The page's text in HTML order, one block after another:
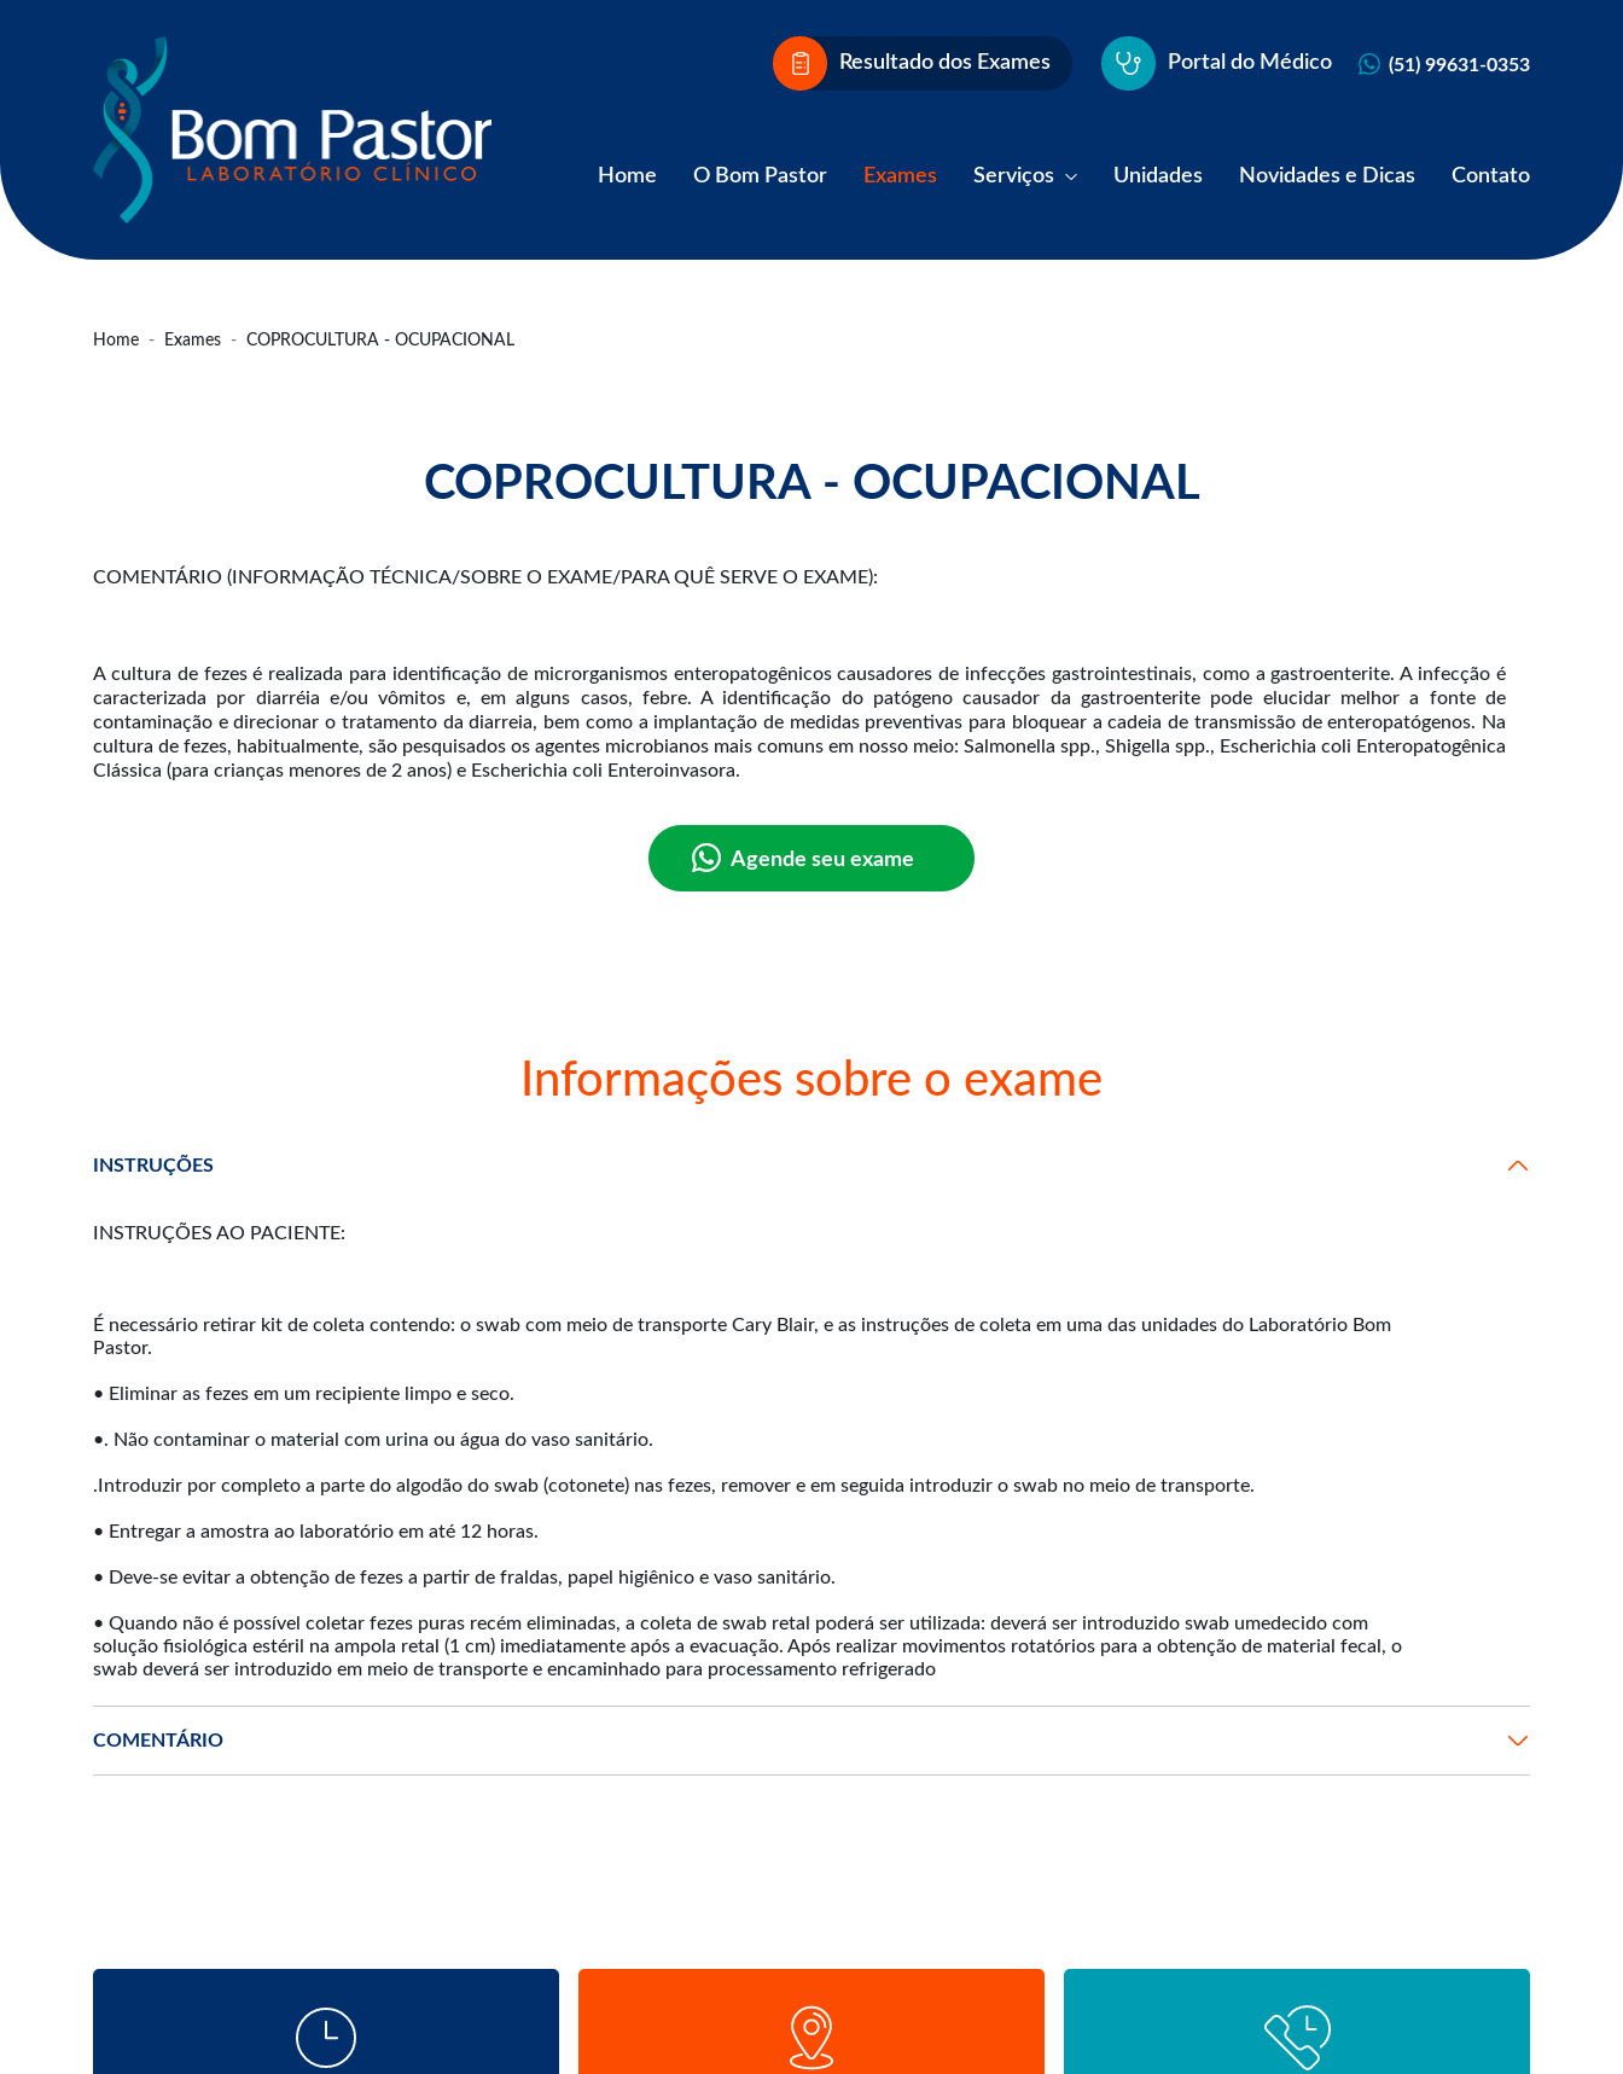
Resultado dos Exames Portal do Médico (51) 99631-0353
Home O Bom Pastor Exames Serviços Unidades Novidades e Dicas Contato
Home Exames COPROCULTURA - OCUPACIONAL
COPROCULTURA - OCUPACIONAL
COMENTÁRIO (INFORMAÇÃO TÉCNICA/SOBRE O EXAME/PARA QUÊ SERVE O EXAME):
A cultura de fezes é realizada para identificação de microrganismos enteropatogênicos causadores de infecções gastrointestinais, como a gastroenterite. A infecção é
caracterizada por diarréia e/ou vômitos e, em alguns casos, febre. A identificação do patógeno causador da gastroenterite pode elucidar melhor a fonte de
contaminação e direcionar o tratamento da diarreia, bem como a implantação de medidas preventivas para bloquear a cadeia de transmissão de enteropatógenos. Na
cultura de fezes, habitualmente, são pesquisados os agentes microbianos mais comuns em nosso meio: Salmonella spp., Shigella spp., Escherichia coli Enteropatogênica
Clássica (para crianças menores de 2 anos) e Escherichia coli Enteroinvasora.
Agende seu exame
Informações sobre o exame
INSTRUÇÕES
INSTRUÇÕES AO PACIENTE:
É necessário retirar kit de coleta contendo: o swab com meio de transporte Cary Blair, e as instruções de coleta em uma das unidades do Laboratório Bom
Pastor.
• Eliminar as fezes em um recipiente limpo e seco.
•. Não contaminar o material com urina ou água do vaso sanitário.
.Introduzir por completo a parte do algodão do swab (cotonete) nas fezes, remover e em seguida introduzir o swab no meio de transporte.
• Entregar a amostra ao laboratório em até 12 horas.
• Deve-se evitar a obtenção de fezes a partir de fraldas, papel higiênico e vaso sanitário.
• Quando não é possível coletar fezes puras recém eliminadas, a coleta de swab retal poderá ser utilizada: deverá ser introduzido swab umedecido com
solução fisiológica estéril na ampola retal (1 cm) imediatamente após a evacuação. Após realizar movimentos rotatórios para a obtenção de material fecal, o
swab deverá ser introduzido em meio de transporte e encaminhado para processamento refrigerado
COMENTÁRIO